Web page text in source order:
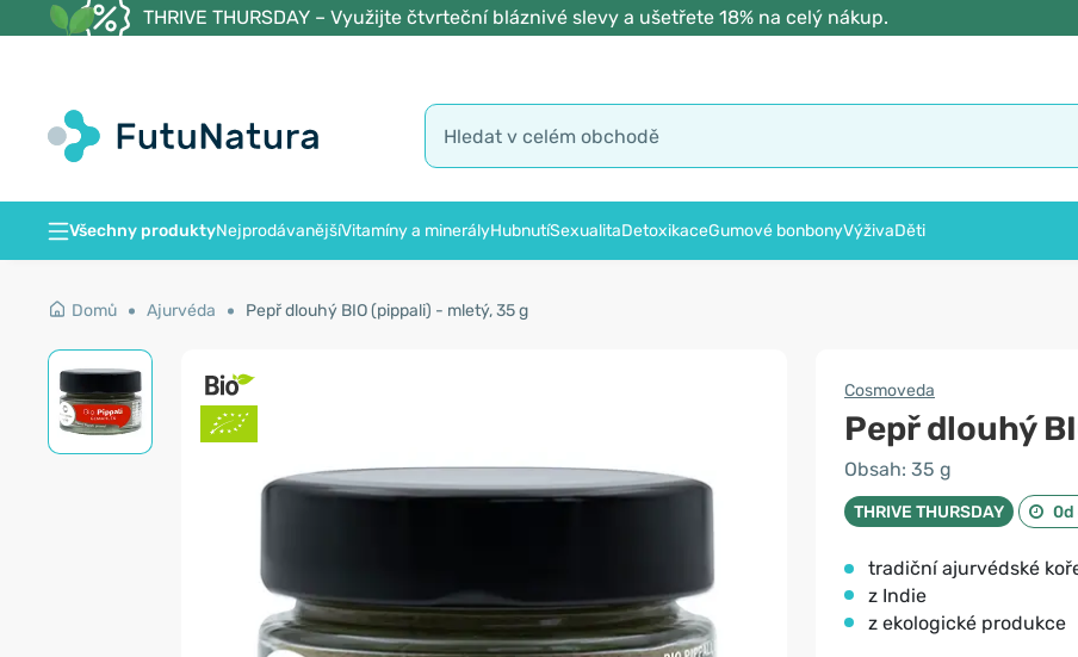
THRIVE THURSDAY – Využijte čtvrteční bláznivé slevy a ušetřete 18% na celý nákup.
Všechny produktyNejprodávanějšíVitamíny a minerályHubnutíSexualitaDetoxikaceGumové bonbonyVýživaDěti
Domů Ajurvéda Pepř dlouhý BIO (pippali) - mletý, 35 g
Cosmoveda
Pepř dlouhý
Obsah: 35 g
THRIVE THURSDAY 0d
tradiční ajurvédské
z Indie
z ekologické produkce